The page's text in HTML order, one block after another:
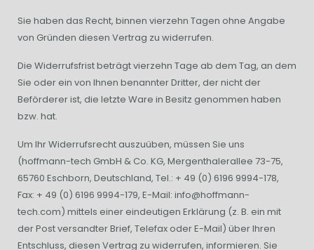
Sie haben das Recht, binnen vierzehn Tagen ohne Angabe
von Gründen diesen Vertrag zu widerrufen.
Die Widerrufsfrist beträgt vierzehn Tage ab dem Tag, an dem
Sie oder ein von Ihnen benannter Dritter, der nicht der
Beförderer ist, die letzte Ware in Besitz genommen haben
bzw. hat.
Um Ihr Widerrufsrecht auszuüben, müssen Sie uns
(hoffmann-tech GmbH & Co. KG, Mergenthalerallee 73-75,
65760 Eschborn, Deutschland, Tel.: + 49 (0) 6196 9994-178,
Fax: + 49 (0) 6196 9994-179, E-Mail: info@hoffmann-
tech.com) mittels einer eindeutigen Erklärung (z. B. ein mit
der Post versandter Brief, Telefax oder E-Mail) über Ihren
Entschluss, diesen Vertrag zu widerrufen, informieren. Sie